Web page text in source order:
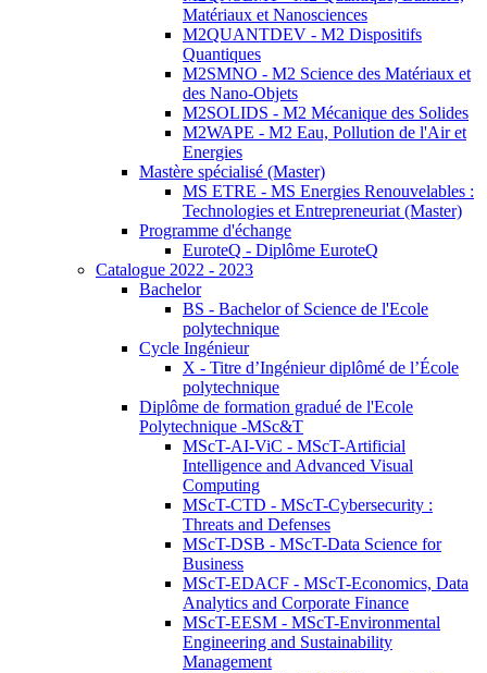
Matériaux et Nanosciences
M2QUANTDEV - M2 Dispositifs
Quantiques
M2SMNO - M2 Science des Matériaux et
des Nano-Objets
M2SOLIDS - M2 Mécanique des Solides
M2WAPE - M2 Eau, Pollution de l'Air et
Energies
Mastère spécialisé (Master)
MS ETRE - MS Energies Renouvelables :
Technologies et Entrepreneuriat (Master)
Programme d'échange
EuroteQ - Diplôme EuroteQ
Catalogue 2022 - 2023
Bachelor
BS - Bachelor of Science de l'Ecole
polytechnique
Cycle Ingénieur
X - Titre d’Ingénieur diplômé de l’École
polytechnique
Diplôme de formation gradué de l'Ecole
Polytechnique -MSc&T
MScT-AI-ViC - MScT-Artificial
Intelligence and Advanced Visual
Computing
MScT-CTD - MScT-Cybersecurity :
Threats and Defenses
MScT-DSB - MScT-Data Science for
Business
MScT-EDACF - MScT-Economics, Data
Analytics and Corporate Finance
MScT-EESM - MScT-Environmental
Engineering and Sustainability
Management